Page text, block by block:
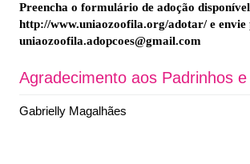
Preencha o formulário de adoção
http://www.uniaozoofila.org/adotar/ e envie
uniaozoofila.adopcoes@gmail.com
Agradecimento aos Padrinhos
Gabrielly Magalhães